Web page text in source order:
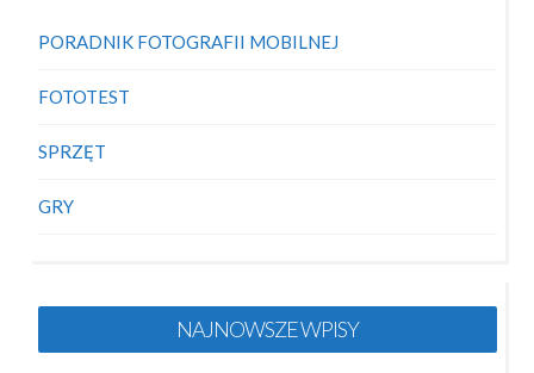
PORADNIK FOTOGRAFII MOBILNEJ
FOTOTEST
SPRZĘT
GRY
NAJNOWSZE WPISY